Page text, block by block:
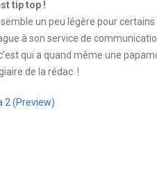
tip top !
semble un peu légère pour
à son service de
qui a quand même une
de la rédac !
2 (Preview)